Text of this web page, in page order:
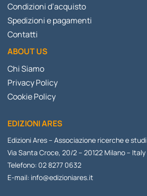
Condizioni d’acquisto
Spedizioni e pagamenti
Contatti
ABOUT US
Chi Siamo
Privacy Policy
Cookie Policy
EDIZIONI ARES
Edizioni Ares – Associazione ricerche e studi
Via Santa Croce, 20/2 – 20122 Milano – Italy
Telefono: 02 8277 0632
E-mail: info@edizioniares.it